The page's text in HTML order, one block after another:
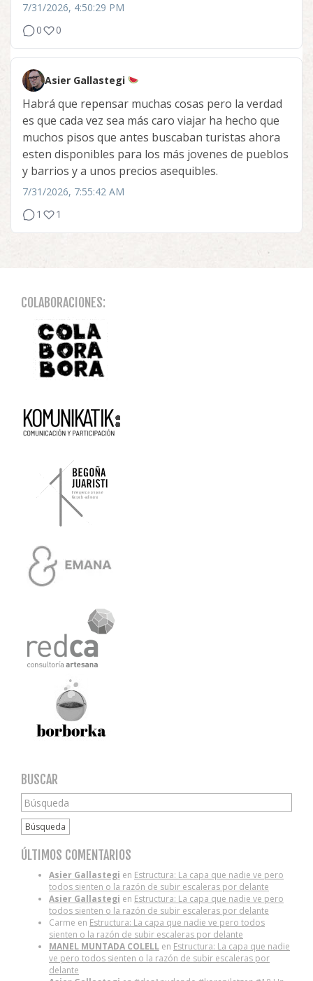
7/31/2026, 4:50:29 PM
0
0
Asier Gallastegi
Habrá que repensar muchas cosas pero la verdad
es que cada vez sea más caro viajar ha hecho que
muchos pisos que antes buscaban turistas ahora
esten disponibles para los más jovenes de pueblos
y barrios y a unos precios asequibles.
7/31/2026, 7:55:42 AM
1
1
COLABORACIONES:
BUSCAR
Búsqueda
ÚLTIMOS COMENTARIOS
Asier Gallastegi en Estructura: La capa que nadie ve pero
todos sienten o la razón de subir escaleras por delante
Asier Gallastegi en Estructura: La capa que nadie ve pero
todos sienten o la razón de subir escaleras por delante
Carme en Estructura: La capa que nadie ve pero todos
sienten o la razón de subir escaleras por delante
MANEL MUNTADA COLELL en Estructura: La capa que nadie
ve pero todos sienten o la razón de subir escaleras por
delante